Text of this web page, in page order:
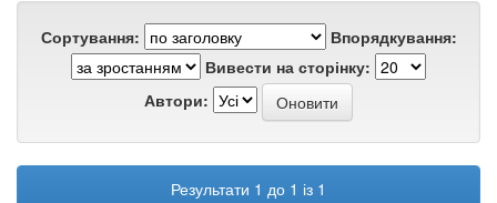
Сортування:
Впорядкування:
Вивести на сторінку:
Автори:
Результати 1 до 1 із 1